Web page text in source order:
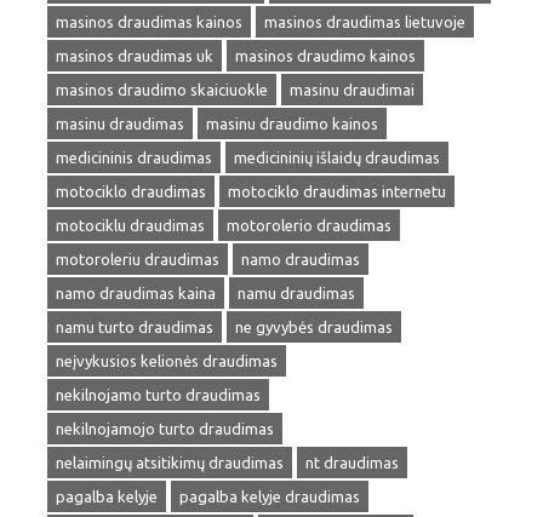
masinos draudimas kainos
masinos draudimas lietuvoje
masinos draudimas uk
masinos draudimo kainos
masinos draudimo skaiciuokle
masinu draudimai
masinu draudimas
masinu draudimo kainos
medicininis draudimas
medicininių išlaidų draudimas
motociklo draudimas
motociklo draudimas internetu
motociklu draudimas
motorolerio draudimas
motoroleriu draudimas
namo draudimas
namo draudimas kaina
namu draudimas
namu turto draudimas
ne gyvybės draudimas
neįvykusios kelionės draudimas
nekilnojamo turto draudimas
nekilnojamojo turto draudimas
nelaimingų atsitikimų draudimas
nt draudimas
pagalba kelyje
pagalba kelyje draudimas